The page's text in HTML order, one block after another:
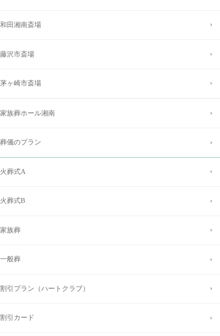
和田湘南斎場
藤沢市斎場
茅ヶ崎市斎場
家族葬ホール湘南
葬儀のプラン
火葬式A
火葬式B
家族葬
一般葬
割引プラン（ハートクラブ）
割引カード